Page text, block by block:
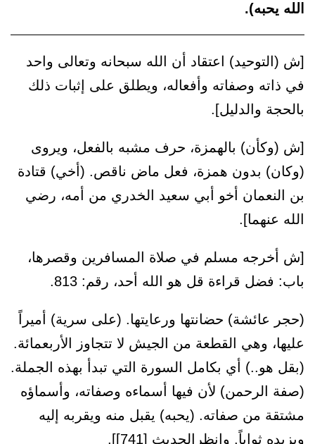
الله يحبه).
[ش (التوحيد) اعتقاد أن الله سبحانه وتعالى واحد
في ذاته وصفاته وأفعاله، ويطلق على إثبات ذلك
بالحجة والدليل].
[ش (وكأن) بالهمزة، حرف مشبه بالفعل، ويروى
(وكان) بدون همزة، فعل ماض ناقص. (أخي) قتادة
بن النعمان أخو أبي سعيد الخدري من أمه، رضي
الله عنهما].
[ش أخرجه مسلم في صلاة المسافرين وقصرها،
باب: فضل قراءة قل هو الله أحد، رقم: 813.
(حجر عائشة) حضانتها ورعايتها. (على سرية) أميراً
عليها، وهي القطعة من الجيش لا تتجاوز الأربعمائة.
(بقل هو..) أي بكامل السورة التي تبدأ بهذه الجملة.
(صفة الرحمن) لأن فيها أسماءه وصفاته، وأسماؤه
مشتقة من صفاته. (يحبه) يقبل منه ويقربه إليه
ويزيده ثواباً. وانظرالحديث [741]].